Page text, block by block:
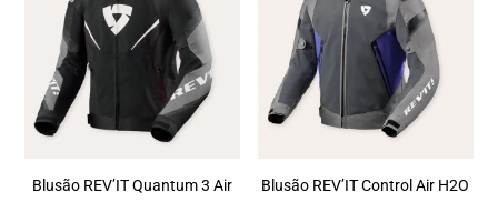
Blusão REV’IT Quantum 3 Air Blusão REV’IT Control Air H2O